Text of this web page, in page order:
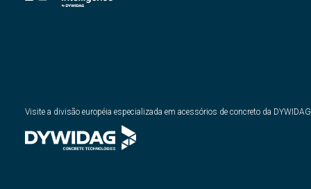
Visite a divisão européia especializada em acessórios de concreto da DYWIDAG.